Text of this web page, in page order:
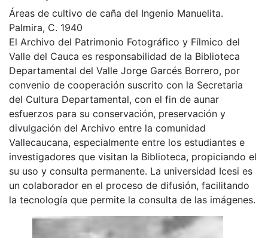
Áreas de cultivo de caña del Ingenio Manuelita.
Palmira, C. 1940
El Archivo del Patrimonio Fotográfico y Fílmico del
Valle del Cauca es responsabilidad de la Biblioteca
Departamental del Valle Jorge Garcés Borrero, por
convenio de cooperación suscrito con la Secretaria
del Cultura Departamental, con el fin de aunar
esfuerzos para su conservación, preservación y
divulgación del Archivo entre la comunidad
Vallecaucana, especialmente entre los estudiantes e
investigadores que visitan la Biblioteca, propiciando el
su uso y consulta permanente. La universidad Icesi es
un colaborador en el proceso de difusión, facilitando
la tecnología que permite la consulta de las imágenes.